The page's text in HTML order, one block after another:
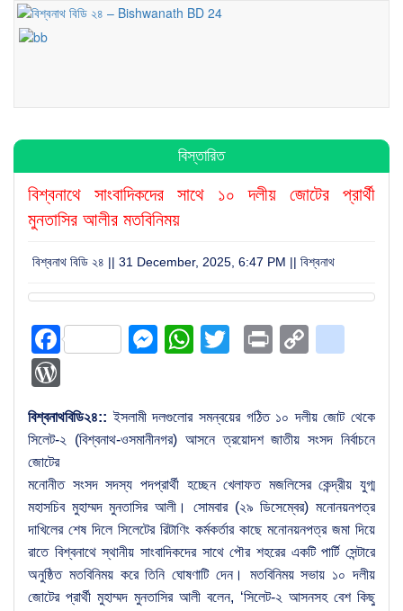
বিস্তারিত
বিশ্বনাথে সাংবাদিকদের সাথে ১০ দলীয় জোটের প্রার্থী
মুনতাসির আলীর মতবিনিময়
বিশ্বনাথ বিডি ২৪ || 31 December, 2025, 6:47 PM || বিশ্বনাথ
FacebookMessenger
WhatsApp
Twitter
Print
বিশ্বনাথবিডি২৪:: ইসলামী দলগুলোর সমন্বয়ের গঠিত ১০ দলীয় জোট থেকে
সিলেট-২ (বিশ্বনাথ-ওসমানীনগর) আসনে ত্রয়োদশ জাতীয় সংসদ নির্বাচনে
জোটের
মনোনীত সংসদ সদস্য পদপ্রার্থী হচ্ছেন খেলাফত মজলিসের কেন্দ্রীয় যুগ্ম
মহাসচিব মুহাম্মদ মুনতাসির আলী। সোমবার (২৯ ডিসেম্বের) মনোনয়নপত্র
দাখিলের শেষ দিলে সিলেটের রিটাণিং কর্মকর্তার কাছে মনোনয়নপত্র জমা দিয়ে
রাতে বিশ্বনাথে স্থানীয় সাংবাদিকদের সাথে পৌর শহরের একটি পার্টি সেন্টারে
অনুষ্ঠিত মতবিনিময় করে তিনি ঘোষণাটি দেন। মতবিনিময় সভায় ১০ দলীয়
জোটের প্রার্থী মুহাম্মদ মুনতাসির আলী বলেন, ‘সিলেট-২ আসনসহ বেশ কিছু